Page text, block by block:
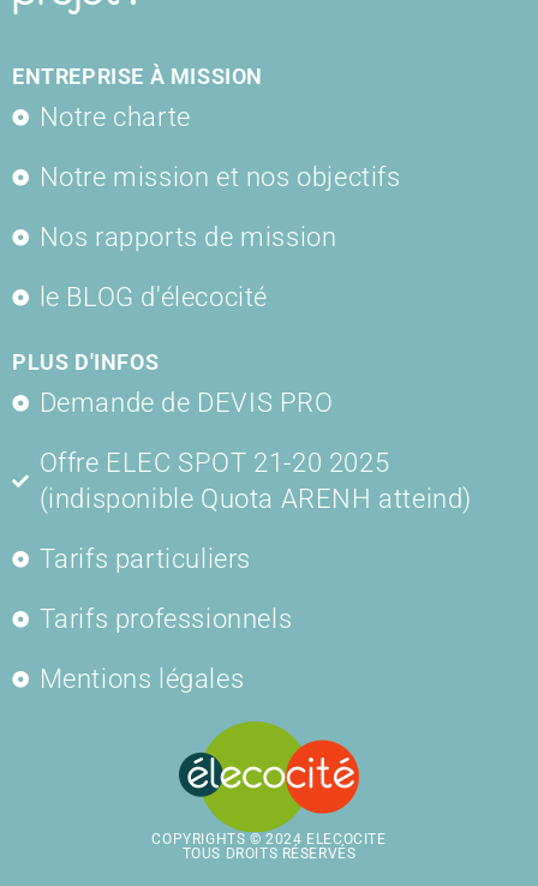
ENTREPRISE À MISSION
Notre charte
Notre mission et nos objectifs
Nos rapports de mission
le BLOG d'élecocité
PLUS D'INFOS
Demande de DEVIS PRO
Offre ELEC SPOT 21-20 2025
(indisponible Quota ARENH atteind)
Tarifs particuliers
Tarifs professionnels
Mentions légales
COPYRIGHTS © 2024 ELECOCITE
TOUS DROITS RÉSERVÉS